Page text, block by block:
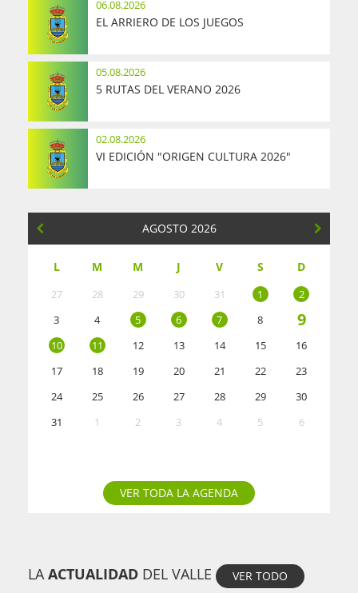
06.08.2026
EL ARRIERO DE LOS JUEGOS
05.08.2026
5 RUTAS DEL VERANO 2026
02.08.2026
VI EDICIÓN "ORIGEN CULTURA 2026"
AGOSTO 2026
L M M J V S D
27 28 29 30 31 1
2
3
4 5 6 7 8 9
10 11 12 13 14 15
16
17
18 19 20 21 22
23
24
25 26 27 28 29
30
31
1 2 3 4 5 6
VER TODA LA AGENDA
LAACTUALIDAD DEL VALLE VER TODO